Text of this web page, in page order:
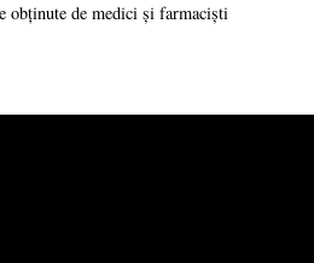
obținute de medici și farmaciști